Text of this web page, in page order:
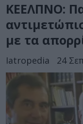
ΚΕΕΛΠΝΟ:
με τα
Iatropedia 24